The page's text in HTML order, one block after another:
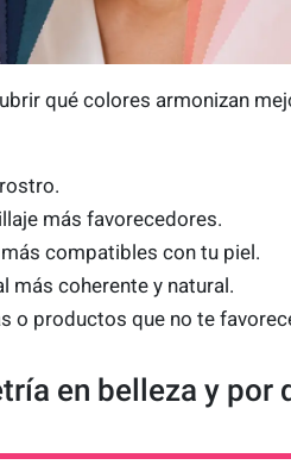
qué colores armonizan
más favorecedores.
compatibles con tu piel.
más coherente y natural.
o productos que no te
en belleza y por